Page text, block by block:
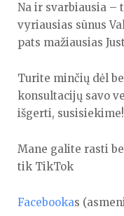
Na ir svarbiausia –
vyriausias sūnus
pats mažiausias
Turite minčių dėl
konsultacijų savo
išgerti, susisiekime!
Mane galite rasti
tik TikTok
Facebookas